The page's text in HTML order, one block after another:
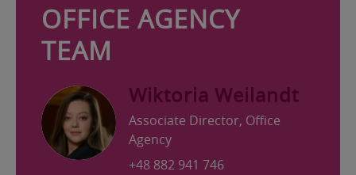
OFFICE AGENCY
TEAM
Wiktoria Weilandt
Associate Director, Office
Agency
+48 882 941 746